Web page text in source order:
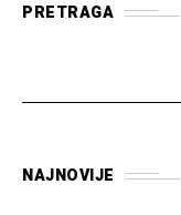
PRETRAGA
NAJNOVIJE